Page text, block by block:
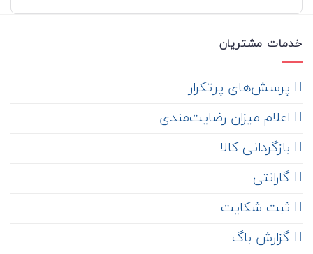
خدمات مشتریان
‌ پرسش‌های پرتکرار
اعلام میزان رضایت‌مندی
‌ بازگردانی کالا
گارانتی
ثبت شکایت
‌ گزارش باگ